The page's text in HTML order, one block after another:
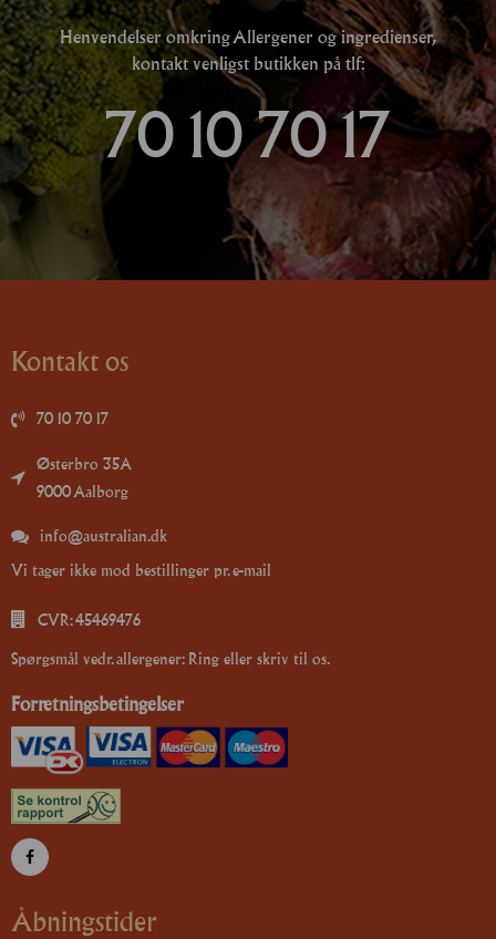
Henvendelser omkring Allergener og ingredienser,
kontakt venligst butikken på tlf:
70 10 70 17
Kontakt os
70 10 70 17
Østerbro 35A
9000 Aalborg
info@australian.dk
Vi tager ikke mod bestillinger pr. e-mail
CVR: 45469476
Spørgsmål vedr. allergener: Ring eller skriv til os.
Forretningsbetingelser
Åbningstider